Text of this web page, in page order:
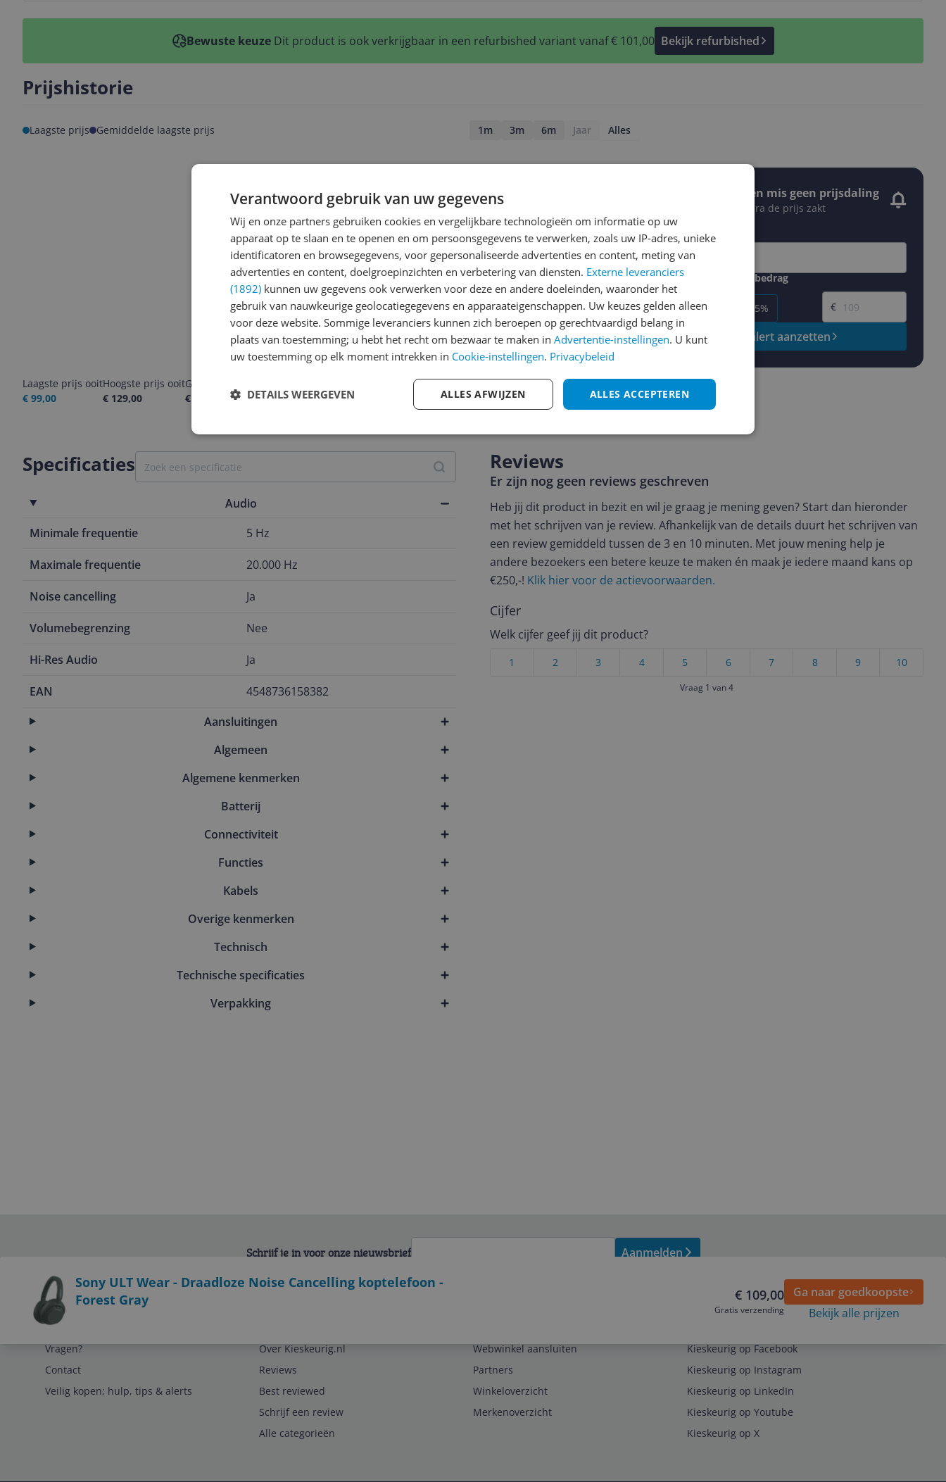
Bewuste keuze Dit product is ook verkrijgbaar in een refurbished variant vanaf € 101,00 Bekijk refurbished
Prijshistorie
Laagste prijs Gemiddelde laagste prijs 1m 3m 6m Jaar Alles
Laagste prijs ooit
€ 99,00
Hoogste prijs ooit
€ 129,00
Goedkoopste nu
€ 109,00
07-08-2026
Stel een alert in en mis geen prijsdaling
Krijg een seintje zodra de prijs zakt
Jouw e-mailadres
Gewenste daling of bedrag
-5% -10% -15%
Gewenste prijs
€
Prijsalert aanzetten
Specificaties
Audio
Minimale frequentie
5 Hz
Maximale frequentie 20.000 Hz
Noise cancelling Ja
Volumebegrenzing Nee
Hi-Res Audio Ja
EAN
4548736158382
Aansluitingen
Algemeen
Algemene kenmerken
Batterij
Connectiviteit
Functies
Kabels
Overige kenmerken
Technisch
Technische specificaties
Verpakking
Reviews
Er zijn nog geen reviews geschreven
Heb jij dit product in bezit en wil je graag je mening geven? Start dan hieronder
met het schrijven van je review. Afhankelijk van de details duurt het schrijven van
een review gemiddeld tussen de 3 en 10 minuten. Met jouw mening help je
andere bezoekers een betere keuze te maken én maak je iedere maand kans op
€250,-! Klik hier voor de actievoorwaarden.
Cijfer
Welk cijfer geef jij dit product?
10
9
8
7
6
5
4
3
2
1
Vraag 1 van 4
Sony ULT Wear - Draadloze Noise Cancelling koptelefoon -
Forest Gray
€ 109,00
Gratis verzending
Ga naar goedkoopste
Bekijk alle prijzen
Schrijf je in voor onze nieuwsbrief Aanmelden
Service
Vragen?
Contact
Veilig kopen; hulp, tips & alerts
Over Kieskeurig.nl
Reviews
Best reviewed
Schrijf een review
Alle categorieën
Webwinkel aansluiten
Partners
Winkeloverzicht
Merkenoverzicht
Kieskeurig op Facebook
Kieskeurig op Instagram
Kieskeurig op LinkedIn
Kieskeurig op Youtube
Kieskeurig op X
Verantwoord gebruik van uw gegevens
Wij en onze partners gebruiken cookies en vergelijkbare technologieën om informatie op uw
apparaat op te slaan en te openen en om persoonsgegevens te verwerken, zoals uw IP-adres, unieke
identificatoren en browsegegevens, voor gepersonaliseerde advertenties en content, meting van
advertenties en content, doelgroepinzichten en verbetering van diensten. Externe leveranciers
(1892) kunnen uw gegevens ook verwerken voor deze en andere doeleinden, waaronder het
gebruik van nauwkeurige geolocatiegegevens en apparaateigenschappen. Uw keuzes gelden alleen
voor deze website. Sommige leveranciers kunnen zich beroepen op gerechtvaardigd belang in
plaats van toestemming; u hebt het recht om bezwaar te maken in Advertentie-instellingen. U kunt
uw toestemming op elk moment intrekken in Cookie-instellingen. Privacybeleid
ALLES ACCEPTEREN
ALLES AFWIJZEN
DETAILS WEERGEVEN